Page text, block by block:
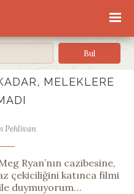
MELEKLERE
Pehlivan
Ryan’nın cazibesine,
çekiciliğini katınca filmi
duymuyorum…